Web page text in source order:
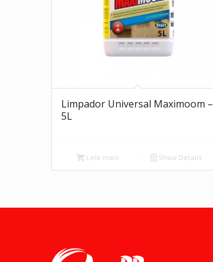
Limpador Universal Maximoom –
5L
Leia mais Show Details